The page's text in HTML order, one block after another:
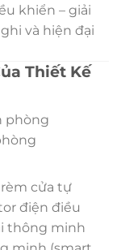
khiển – giải
và hiện đại
Thiết Kế
cửa tự
điện điều
thông minh